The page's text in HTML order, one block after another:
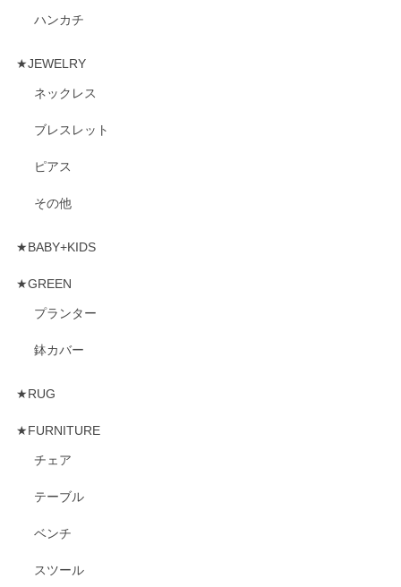
ハンカチ
★JEWELRY
ネックレス
ブレスレット
ピアス
その他
★BABY+KIDS
★GREEN
プランター
鉢カバー
★RUG
★FURNITURE
チェア
テーブル
ベンチ
スツール